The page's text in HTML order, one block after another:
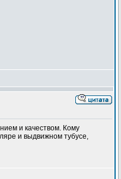
и качеством. Кому
и выдвижном тубусе,